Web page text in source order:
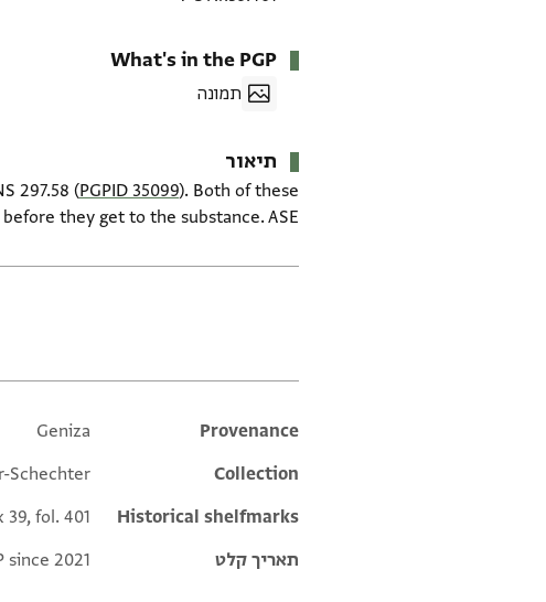
What's in the PGP
תמונה
תיאור
297.58 (PGPID 35099). Both of these
they get to the substance. ASE
Additional metadata
Provenance
Geniza
Collection
Schechter
Historical shelfmarks
39, fol. 401
תאריך קלט
since 2021